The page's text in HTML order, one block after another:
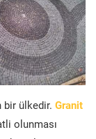
bir ülkedir. Granit
olunması